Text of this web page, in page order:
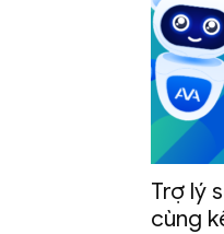
sự
Trợ lý
cùng